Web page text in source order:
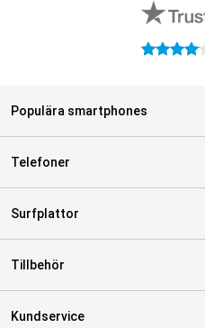
4.1 stjärnor
Populära smartphones
Telefoner
Surfplattor
Tillbehör
Kundservice